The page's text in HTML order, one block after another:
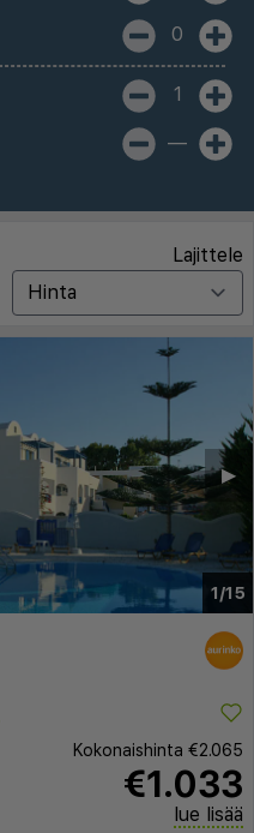
0
1
—
Lajittele
1/15
▶︎
Kokonaishinta €2.065
€1.033
lue lisää